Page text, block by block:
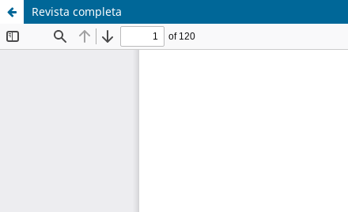
Revista completa